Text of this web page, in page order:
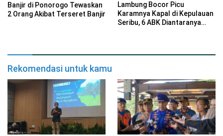
Banjir di Ponorogo Tewaskan
2 Orang Akibat Terseret Banjir
Lambung Bocor Picu
Karamnya Kapal di Kepulauan
Seribu, 6 ABK Diantaranya
Rekomendasi untuk kamu